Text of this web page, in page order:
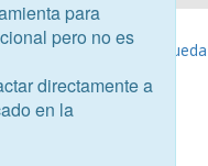
-
para
pero no es
directamente a
en la